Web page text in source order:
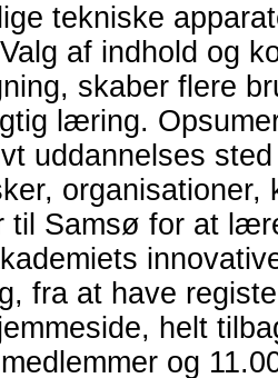
tekniske
af indhold og
skaber flere
læring.
uddannelses
til Samsø for at
fra at have
helt
og